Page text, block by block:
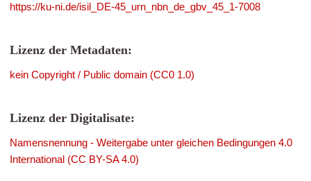
https://ku-ni.de/isil_DE-45_urn_nbn_de_gbv_45_1-7008
Lizenz der Metadaten:
kein Copyright / Public domain (CC0 1.0)
Lizenz der Digitalisate:
Namensnennung - Weitergabe unter gleichen Bedingungen 4.0
International (CC BY-SA 4.0)